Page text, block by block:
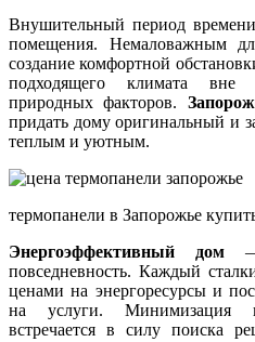
Внушительный период
помещения. Немаловажным
создание комфортной
подходящего климата вне
природных факторов.
придать дому оригинальный и
теплым и уютным.
термопанели в Запорожье
Энергоэффективный дом —
повседневность. Каждый
ценами на энергоресурсы и
на услуги. Минимизация
встречается в силу поиска